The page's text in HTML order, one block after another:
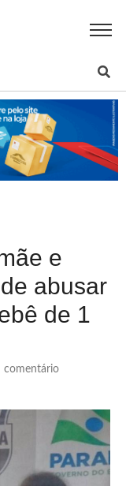
e
abusar
de 1
comentário